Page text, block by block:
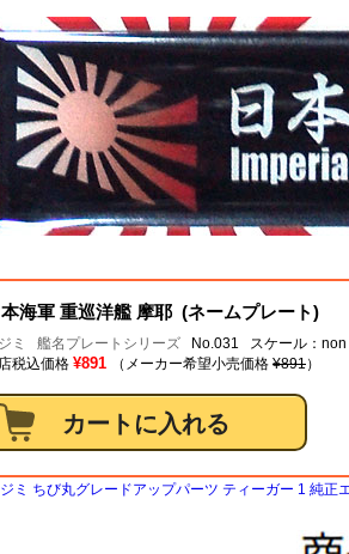
本海軍 重巡洋艦 摩耶 (ネームプレート)
ミ 艦名プレートシリーズ No.031 スケール：non
税込価格 ¥891 （メーカー希望小売価格 ¥891）
ミ ちび丸グレードアップパーツ ティーガー 1 純正
イン
ーモデル
ス出版
リ
ザー＆ニュートン